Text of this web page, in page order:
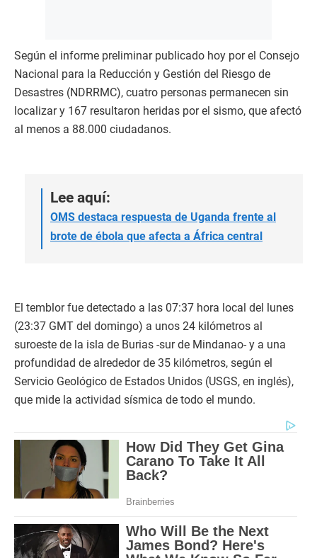
Según el informe preliminar publicado hoy por el Consejo
Nacional para la Reducción y Gestión del Riesgo de
Desastres (NDRRMC), cuatro personas permanecen sin
localizar y 167 resultaron heridas por el sismo, que afectó
al menos a 88.000 ciudadanos.
Lee aquí:
OMS destaca respuesta de Uganda frente al
brote de ébola que afecta a África central
El temblor fue detectado a las 07:37 hora local del lunes
(23:37 GMT del domingo) a unos 24 kilómetros al
suroeste de la isla de Burias -sur de Mindanao- y a una
profundidad de alrededor de 35 kilómetros, según el
Servicio Geológico de Estados Unidos (USGS, en inglés),
que mide la actividad sísmica de todo el mundo.